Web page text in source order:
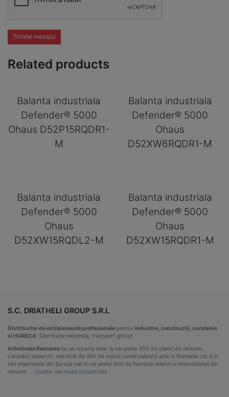
Trimite mesajul
Related products
Balanta industriala
Defender® 5000
Ohaus D52P15RQDR1-
M
Balanta industriala
Defender® 5000
Ohaus
D52XW6RQDR1-M
Balanta industriala
Defender® 5000
Ohaus
D52XW15RQDL2-M
Balanta industriala
Defender® 5000
Ohaus
D52XW15RQDR1-M
S.C. DRIATHELI GROUP S.R.L
Distribuitor de echipamente profesionale pentru industrie, constructii, curatenie
si HORECA . Distributie nationala, transport gratuit.
Infinitrade Romania nu se rezuma doar la cei peste 500 de clienti de renume,
constant deserviti, mai mult de 250 de marci comercializate atat in Romania cat si in
tari importante din Europa cat si cei peste 300 de furnizori interni si internationali de
renume … Citeste mai multe Despre Noi